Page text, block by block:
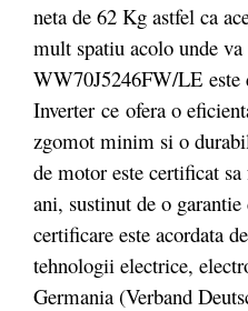
neta de 62 Kg astfel ca
mult spatiu acolo unde
WW70J5246FW/LE
Inverter ce ofera o
zgomot minim si o
de motor este certificat
ani, sustinut de o
certificare este acordata
tehnologii electrice,
Germania (Verband